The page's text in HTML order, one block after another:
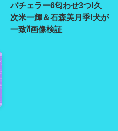
バチェラー6匂わせ3つ!久
次米一輝＆石森美月季!犬が
一致⁈画像検証